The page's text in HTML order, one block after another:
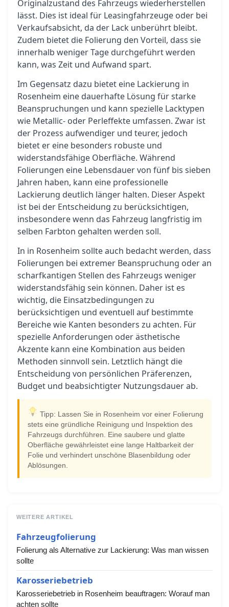
Originalzustand des Fahrzeugs wiederherstellen
lässt. Dies ist ideal für Leasingfahrzeuge oder bei
Verkaufsabsicht, da der Lack unberührt bleibt.
Zudem bietet die Folierung den Vorteil, dass sie
innerhalb weniger Tage durchgeführt werden
kann, was Zeit und Aufwand spart.
Im Gegensatz dazu bietet eine Lackierung in
Rosenheim eine dauerhafte Lösung für starke
Beanspruchungen und kann spezielle Lacktypen
wie Metallic- oder Perleffekte umfassen. Zwar ist
der Prozess aufwendiger und teurer, jedoch
bietet er eine besonders robuste und
widerstandsfähige Oberfläche. Während
Folierungen eine Lebensdauer von fünf bis sieben
Jahren haben, kann eine professionelle
Lackierung deutlich länger halten. Dieser Aspekt
ist bei der Entscheidung zu berücksichtigen,
insbesondere wenn das Fahrzeug langfristig im
selben Farbton gehalten werden soll.
In in Rosenheim sollte auch bedacht werden, dass
Folierungen bei extremer Beanspruchung oder an
scharfkantigen Stellen des Fahrzeugs weniger
widerstandsfähig sein können. Daher ist es
wichtig, die Einsatzbedingungen zu
berücksichtigen und eventuell auf bestimmte
Bereiche wie Kanten besonders zu achten. Für
spezielle Anforderungen oder ästhetische
Akzente kann eine Kombination aus beiden
Methoden sinnvoll sein. Letztlich hängt die
Entscheidung von persönlichen Präferenzen,
Budget und beabsichtigter Nutzungsdauer ab.
Tipp: Lassen Sie in Rosenheim vor einer Folierung
stets eine gründliche Reinigung und Inspektion des
Fahrzeugs durchführen. Eine saubere und glatte
Oberfläche gewährleistet eine lange Haltbarkeit der
Folie und verhindert unschöne Blasenbildung oder
Ablösungen.
WEITERE ARTIKEL
Fahrzeugfolierung
Folierung als Alternative zur Lackierung: Was man wissen
sollte
Karosseriebetrieb
Karosseriebetrieb in Rosenheim beauftragen: Worauf man
achten sollte